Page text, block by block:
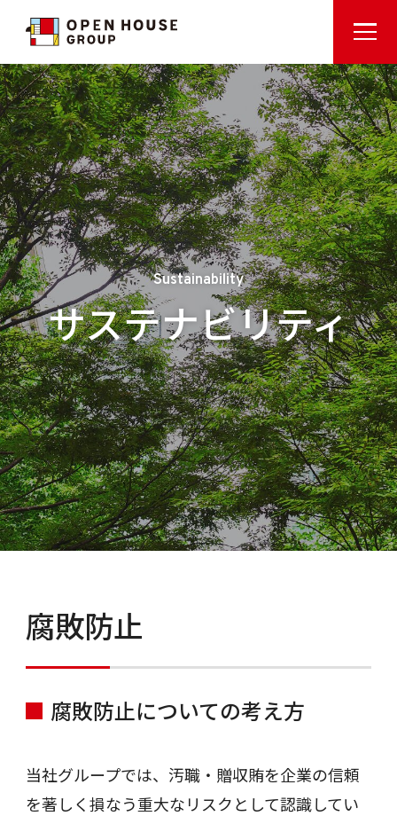
Sustainability
サステナビリティ
腐敗防止
腐敗防止についての考え方
当社グループでは、汚職・贈収賄を企業の信頼
を著しく損なう重大なリスクとして認識してい